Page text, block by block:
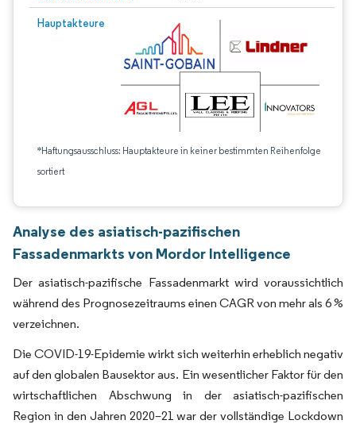
Hauptakteure
*Haftungsausschluss: Hauptakteure in keiner bestimmten Reihenfolge
sortiert
Analyse des asiatisch-pazifischen
Fassadenmarkts von Mordor Intelligence
Der asiatisch-pazifische Fassadenmarkt wird voraussichtlich
während des Prognosezeitraums einen CAGR von mehr als 6 %
verzeichnen.
Die COVID-19-Epidemie wirkt sich weiterhin erheblich negativ
auf den globalen Bausektor aus. Ein wesentlicher Faktor für den
wirtschaftlichen Abschwung in der asiatisch-pazifischen
Region in den Jahren 2020–21 war der vollständige Lockdown